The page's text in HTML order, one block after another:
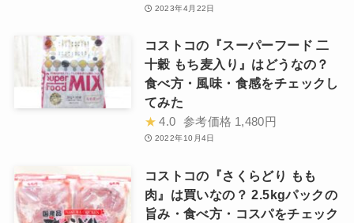
2023年4月22日
コストコの『スーパーフード 二
十穀 もち麦入り』はどうなの？
食べ方・風味・食感をチェックし
てみた
★ 4.0 参考価格 1,480円
2022年10月4日
コストコの『さくらどり もも
肉』は買いなの？ 2.5kgパックの
旨み・食べ方・コスパをチェック